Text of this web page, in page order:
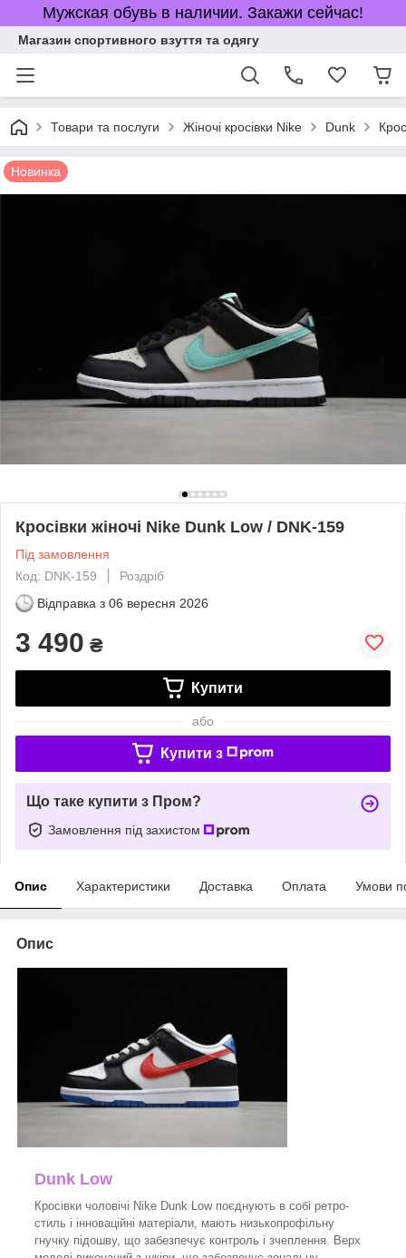
Мужская обувь в наличии. Закажи сейчас!
Магазин спортивного взуття та одягу
Товари та послуги Жіночі кросівки Nike Dunk
Новинка
Кросівки жіночі Nike Dunk Low / DNK-159
Під замовлення
Код: DNK-159
Роздріб
Відправка з 06 вересня 2026
3 490 ₴
Купити
або
Купити з
Що таке купити з Пром?
Замовлення під захистом
Опис Характеристики Доставка Оплата Умови
Опис
Dunk Low
Кросівки чоловічі Nike Dunk Low поєднують в собі ретро-
стиль і інноваційні матеріали, мають низькопрофільну
гнучку підошву, що забезпечує контроль і зчеплення. Верх